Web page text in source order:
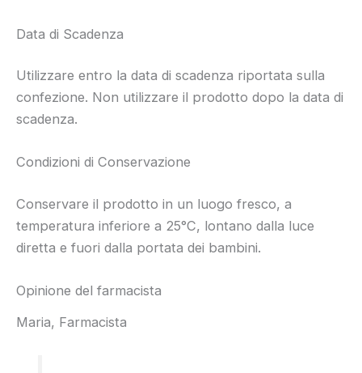
Data di Scadenza
Utilizzare entro la data di scadenza riportata sulla
confezione. Non utilizzare il prodotto dopo la data di
scadenza.
Condizioni di Conservazione
Conservare il prodotto in un luogo fresco, a
temperatura inferiore a 25°C, lontano dalla luce
diretta e fuori dalla portata dei bambini.
Opinione del farmacista
Maria, Farmacista